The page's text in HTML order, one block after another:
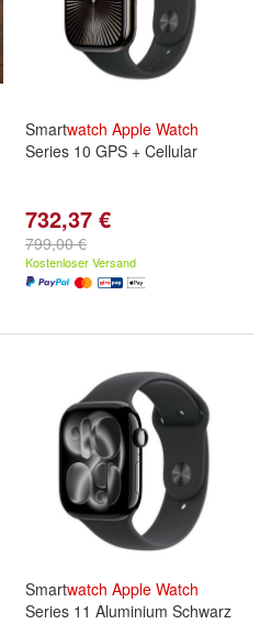
Smartwatch Apple Watch
Series 10 GPS + Cellular
732,37 €
799,00 €
Kostenloser Versand
Smartwatch Apple Watch
Series 11 Aluminium Schwarz